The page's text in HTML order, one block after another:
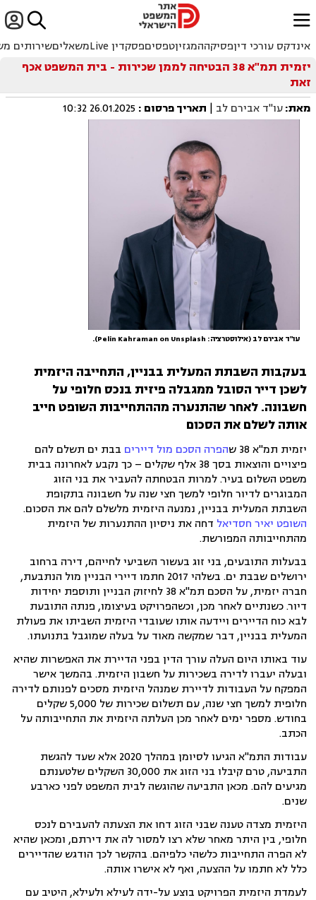

ﱐ
אינדקס עורכי דיןפסיקההמגזיןטפסיםפסקדין Live משאליםשירותים
יזמית תמ"א 38 הבטיחה לממן שכירות - בית המשפט אכף
זאת
מאת:עו"ד אבירם לב | תאריך פרסום :
26.01.2025 10:32
עו"ד אבירם לב (אילוסטרציה: Pelin Kahraman on Unsplash).
בעקבות השבתת המעלית בבניין, התחייבה היזמית
לשכן דייר הסובל ממגבלה פיזית בנכס חלופי על
חשבונה. לאחר שהתנערה מההתחייבות השופט חייב
אותה לשלם את הסכום
יזמית תמ"א 38 ש הפרה הסכם מול דיירים בבת ים תשלם להם
פיצויים והוצאות בסך 38 אלף שקלים – כך נקבע לאחרונה בבית
משפט השלום בעיר. למרות הבטחתה להעביר את בני הזוג
המבוגרים לדיור חלופי למשך חצי שנה על חשבונה בתקופת
השבתת המעלית בבניין, נמנעה היזמית מלשלם להם את הסכום.
השופט יאיר חסדיאל דחה את ניסיון ההתנערות של היזמית
מהתחייבותה המפורשת.
בבעלות התובעים, בני זוג בעשור השביעי לחייהם, דירה ברחוב
ירושלים שבבת ים. בשלהי 2017 חתמו דיירי הבניין מול הנתבעת,
חברה יזמית, על הסכם תמ"א 38 לחיזוק הבניין ותוספת יחידות
דיור. כשנתיים לאחר מכן, וכשהפרויקט בעיצומו, פנתה התובעת
לבא כוח הדיירים ויידעה אותו שעובדי היזמית השביתו את פעולת
המעלית בבניין, דבר שמקשה מאוד על בעלה שמוגבל בתנועתו.
עוד באותו היום העלה עורך הדין בפני הדיירת את האפשרות שהיא
ובעלה יעברו לדירה בשכירות על חשבון היזמית. בהמשך אישר
המפקח על העבודות לדיירת שמנהל היזמית מסכים לפנותם לדירה
חלופית למשך חצי שנה, עם תשלום שכירות של 5,000 שקלים
בחודש. מספר ימים לאחר מכן העלתה היזמית את התחייבותה על
הכתב.
עבודות התמ"א הגיעו לסיומן במהלך 2020 אלא שעד להגשת
התביעה, טרם קיבלו בני הזוג את 30,000 השקלים שלטענתם
מגיעים להם. מכאן התביעה שהוגשה לבית המשפט לפני כארבע
שנים.
היזמית מצדה טענה שבני הזוג דחו את הצעתה להעבירם לנכס
חלופי, בין היתר מאחר שלא רצו למסור לה את דירתם, ומכאן שהיא
לא הפרה התחייבות כלשהי כלפיהם. בהקשר לכך הודגש שהדיירים
כלל לא חתמו על ההצעה, ואף לא אישרו אותה.
לעמדת היזמית הפרויקט בוצע על-ידה לעילא ולעילא, היטיב עם